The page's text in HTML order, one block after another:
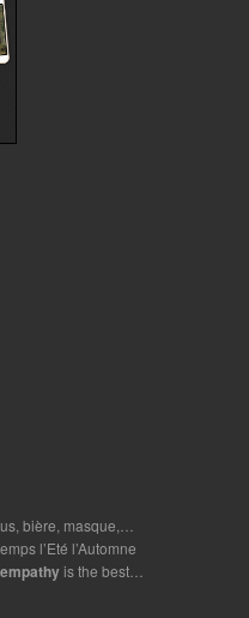
bière, masque,…
l’Eté l’Automne
empathyis the best…